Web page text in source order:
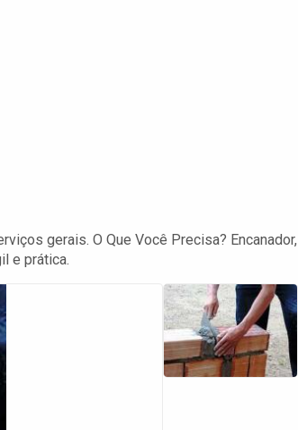
gerais. O Que Você Precisa? Encanador,
e prática.